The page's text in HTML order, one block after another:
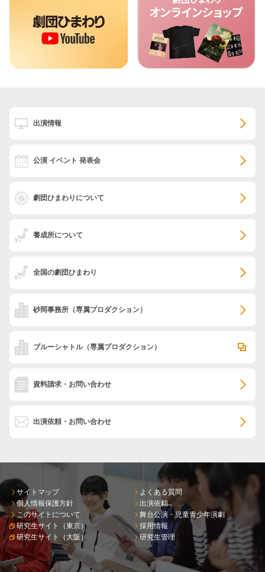
出演情報
公演 イベント 発表会
劇団ひまわりについて
養成所について
全国の劇団ひまわり
砂岡事務所 （専属プロダクション）
ブルーシャトル（専属プロダクション）
資料請求・お問い合わせ
出演依頼・お問い合わせ
サイトマップ
個人情報保護方針
このサイトについて
研究生サイト（東京）
研究生サイト（大阪）
よくある質問
出演依頼
舞台公演・児童青少年演劇
採用情報
研究生管理